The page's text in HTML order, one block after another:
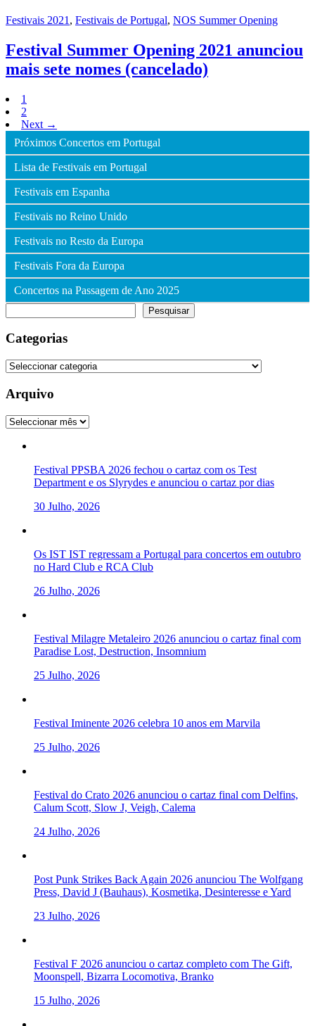
Festivais 2021 , Festivais de Portugal, NOS Summer Opening
Festival Summer Opening 2021 anunciou
mais sete nomes (cancelado)
1
2
Next →
Próximos Concertos em Portugal
Lista de Festivais em Portugal
Festivais em Espanha
Festivais no Reino Unido
Festivais no Resto da Europa
Festivais Fora da Europa
Concertos na Passagem de Ano 2025
Pesquisar
Categorias
Categorias
Arquivo
Arquivo
Festival PPSBA 2026 fechou o cartaz com os Test
Department e os Slyrydes e anunciou o cartaz por dias
30 Julho, 2026
Os IST IST regressam a Portugal para concertos em outubro
no Hard Club e RCA Club
26 Julho, 2026
Festival Milagre Metaleiro 2026 anunciou o cartaz final com
Paradise Lost, Destruction, Insomnium
25 Julho, 2026
Festival Iminente 2026 celebra 10 anos em Marvila
25 Julho, 2026
Festival do Crato 2026 anunciou o cartaz final com Delfins,
Calum Scott, Slow J, Veigh, Calema
24 Julho, 2026
Post Punk Strikes Back Again 2026 anunciou The Wolfgang
Press, David J (Bauhaus), Kosmetika, Desinteresse e Yard
23 Julho, 2026
Festival F 2026 anunciou o cartaz completo com The Gift,
Moonspell, Bizarra Locomotiva, Branko
15 Julho, 2026